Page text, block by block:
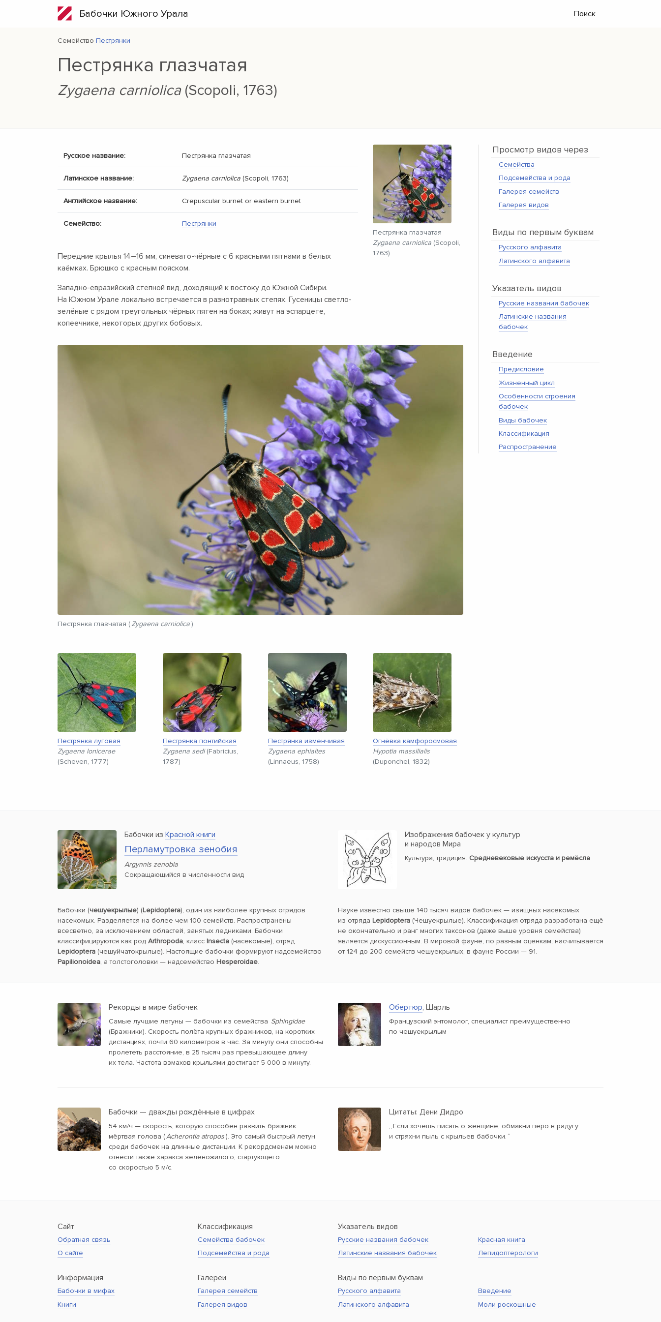
Бабочки Южного Урала Поиск
Семейство Пестрянки
Пестрянка глазчатая
Zygaena carniolica(Scopoli, 1763)
Русское название: Пестрянка глазчатая
Латинское название: Zygaena carniolica (Scopoli, 1763)
Английское название: Crepuscular burnet or eastern burnet
Семейство: Пестрянки
Передние крылья 14–16 мм, синевато-чёрные с 6 красными пятнами в белых
каёмках. Брюшко с красным пояском.
Западно-евразийский степной вид, доходящий к востоку до Южной Сибири.
На Южном Урале локально встречается в разнотравных степях. Гусеницы светло-
зелёные с рядом треугольных чёрных пятен на боках; живут на эспарцете,
копеечнике, некоторых других бобовых.
Пестрянка глазчатая
Zygaena carniolica (Scopoli,
1763)
Пестрянка глазчатая (Zygaena carniolica )
Пестрянка луговая
Zygaena lonicerae
(Scheven, 1777)
Пестрянка понтийская
Zygaena sedi(Fabricius,
1787)
Пестрянка изменчивая
Zygaena ephialtes
(Linnaeus, 1758)
Огнёвка камфоросмовая
Hypotia massilialis
(Duponchel, 1832)
Просмотр видов через
Семейства
Подсемейства и рода
Галерея семейств
Галерея видов
Виды по первым буквам
Русского алфавита
Латинского алфавита
Указатель видов
Русские названия бабочек
Латинские названия
бабочек
Введение
Предисловие
Жизненный цикл
Особенности строения
бабочек
Виды бабочек
Классификация
Распространение
Бабочки из Красной книги
Перламутровка зенобия
Argynnis zenobia
Сокращающийся в численности вид
Изображения бабочек у культур
и народов Мира
Культура, традиция: Средневековые искусста и ремёсла
Бабочки (чешуекрылые) (Lepidoptera), один из наиболее крупных отрядов
насекомых. Разделяется на более чем 100 семейств. Распространены
всесветно, за исключением областей, занятых ледниками. Бабочки
классифицируются как род Arthropoda, класс Insecta (насекомые), отряд
Lepidoptera (чешуйчатокрылые). Настоящие бабочки формируют надсемейство
Papilionoidea, а толстоголовки — надсемейство Hesperoidae.
Науке известно свыше 140 тысяч видов бабочек — изящных насекомых
из отряда Lepidoptera (Чешуекрылые). Классификация отряда разработана ещё
не окончательно и ранг многих таксонов (даже выше уровня семейства)
является дискуссионным. В мировой фауне, по разным оценкам, насчитывается
от 124 до 200 семейств чешуекрылых, в фауне России — 91.
Рекорды в мире бабочек
Самые лучшие летуны — бабочки из семейства Sphingidae
(Бражники). Скорость полёта крупных бражников, на коротких
дистанциях, почти 60 километров в час. За минуту они способны
пролететь расстояние, в 25 тысяч раз превышающее длину
их тела. Частота взмахов крыльями достигает 5 000 в минуту.
Обертюр, Шарль
Французский энтомолог, специалист преимущественно
по чешуекрылым
Бабочки — дважды рождённые в цифрах
54 км/ч — скорость, которую способен развить бражник
мёртвая голова (Acherontia atropos ). Это самый быстрый летун
среди бабочек на длинные дистанции. К рекордсменам можно
отнести также харакса зелёножилого, стартующего
со скоростью 5 м/с.
Цитаты: Дени Дидро
„Если хочешь писать о женщине, обмакни перо в радугу
и стряхни пыль с крыльев бабочки. “
Сайт
Обратная связь
О сайте
Информация
Бабочки в мифах
Книги
Классификация
Семейства бабочек
Подсемейства и рода
Галереи
Галерея семейств
Галерея видов
Указатель видов
Русские названия бабочек
Латинские названия бабочек
Виды по первым буквам
Русского алфавита
Латинского алфавита
Красная книга
Лепидоптерологи
Введение
Моли роскошные